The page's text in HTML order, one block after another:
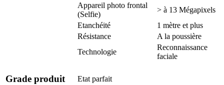
Appareil photo frontal
(Selfie)
> à 13 Mégapixels
Etanchéité
1 mètre et plus
Résistance
A la poussière
Technologie
Reconnaissance
faciale
Grade produit Etat parfait